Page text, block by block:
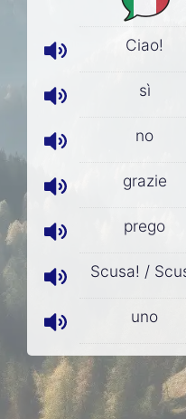
Ciao!
sì
no
grazie
prego
Scusa! /
uno